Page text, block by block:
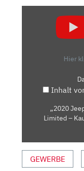
RENEGADE
DEUTSCH,
REVIEW,
Hier
Inhalt
„2020
Limited –
GEWERBE